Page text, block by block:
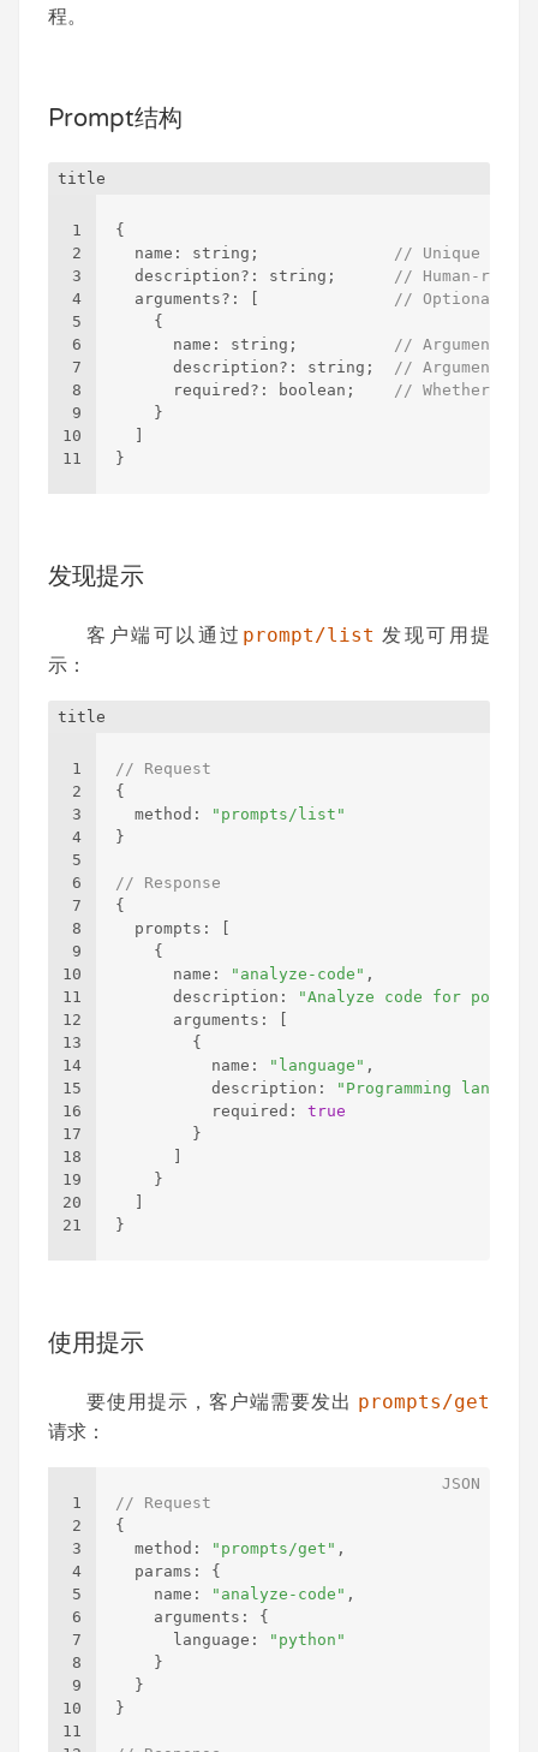
程。
Prompt结构
title
1
2
3
4
5
6
7
8
9
10
11
{
  name
: string;
// Unique
  description?
: string;
// Human-
  arguments?
: [
// Optional
{
      name
: string;
// Argument
      description?
: string;
// Argument
      required?
: boolean;
// Whether
}
]
}
发现提示
客户端可以通过 prompt/list 发现可用提
示：
title
1
2
3
4
5
6
7
8
9
10
11
12
13
14
15
16
17
18
19
20
21
// Request
{
  method
:
"prompts/list"
}
// Response
{
  prompts
:
[
{
      name
: "analyze-code" ,
      description
:
"Analyze code for
      arguments
:
[
{
          name
: "language" ,
          description
:
"Programming
          required
:
true
}
]
}
]
}
使用提示
要使用提示，客户端需要发出 prompts/get
请求：
1
2
3
4
5
6
7
8
9
10
11
// Request
{
  method
: "prompts/get" ,
  params
:
{
    name
: "analyze-code" ,
    arguments
:
{
      language
:
"python"
}
}
}